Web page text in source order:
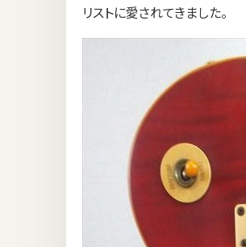
リストに愛されてきました。